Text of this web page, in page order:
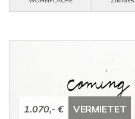
1.070,- € VERMIETET